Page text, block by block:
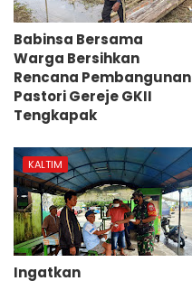
Babinsa Bersama
Warga Bersihkan
Rencana Pembangunan
Pastori Gereje GKII
Tengkapak
KALTIM
Ingatkan